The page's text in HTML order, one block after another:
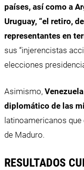
países, así como a
Uruguay, “el retiro,
representantes en
sus “injerencistas
elecciones
Asimismo,
diplomático de las
latinoamericanos
de Maduro.
RESULTADOS